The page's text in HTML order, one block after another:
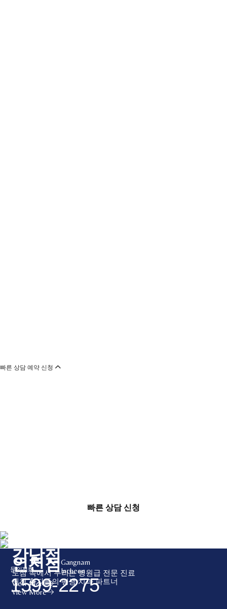
빠른 상담 예약 신청
빠른 상담 신청
강남점Gangnam
도심 속에서 누리는 병원급 전문 진료
View More
인천점Incheon
인천 환자들의 평생 치과 파트너
View More
문의전화
1599-2275